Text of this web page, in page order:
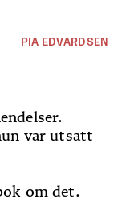
PIA EDVARDSEN
var utsatt
om det.